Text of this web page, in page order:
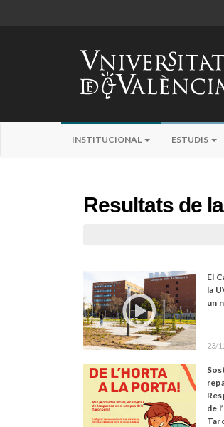
INSTITUCIONAL ESTUDIS
Resultats de
El
la
un
23/
de